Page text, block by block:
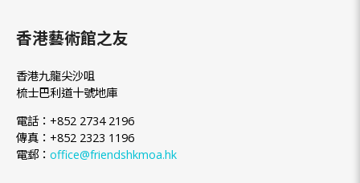
香港藝術館之友
香港九龍尖沙咀
梳士巴利道十號地庫
電話：+852 2734 2196
傳真：+852 2323 1196
電郵： office@friendshkmoa.hk